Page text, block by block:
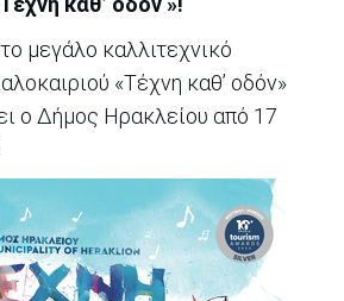
μεγάλο καλλιτεχνικό
«Τέχνη καθ’ οδόν»
ο Δήμος Ηρακλείου από 17